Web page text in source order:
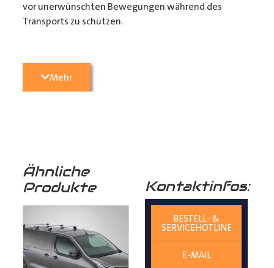
vor unerwünschten Bewegungen während des
Transports zu schützen.
3. Passgenauigkeit:
präzise konturgefräst, um perfekt in Ihren
4. Langlebigkeit:Birkenschichtholz ist von Natur aus
resistent gegen Feuchtigkeit und Pilze, was
die Lebensdauer Ihres
Laderaumbodensverlängert
und Ihren
Mehr
Ähnliche
Produkte
Kontaktinfos:
BESTELL- &
SERVICEHOTLINE
E-MAIL